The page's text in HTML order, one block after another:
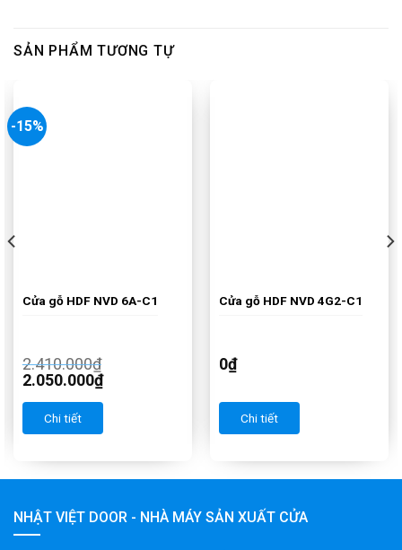
SẢN PHẨM TƯƠNG TỰ
-15%
Cửa gỗ HDF NVD 6A-C1
2.410.000₫
2.050.000₫
Chi tiết
Cửa gỗ HDF NVD 4G2-C1
0₫
Chi tiết
NHẬT VIỆT DOOR - NHÀ MÁY SẢN XUẤT CỬA